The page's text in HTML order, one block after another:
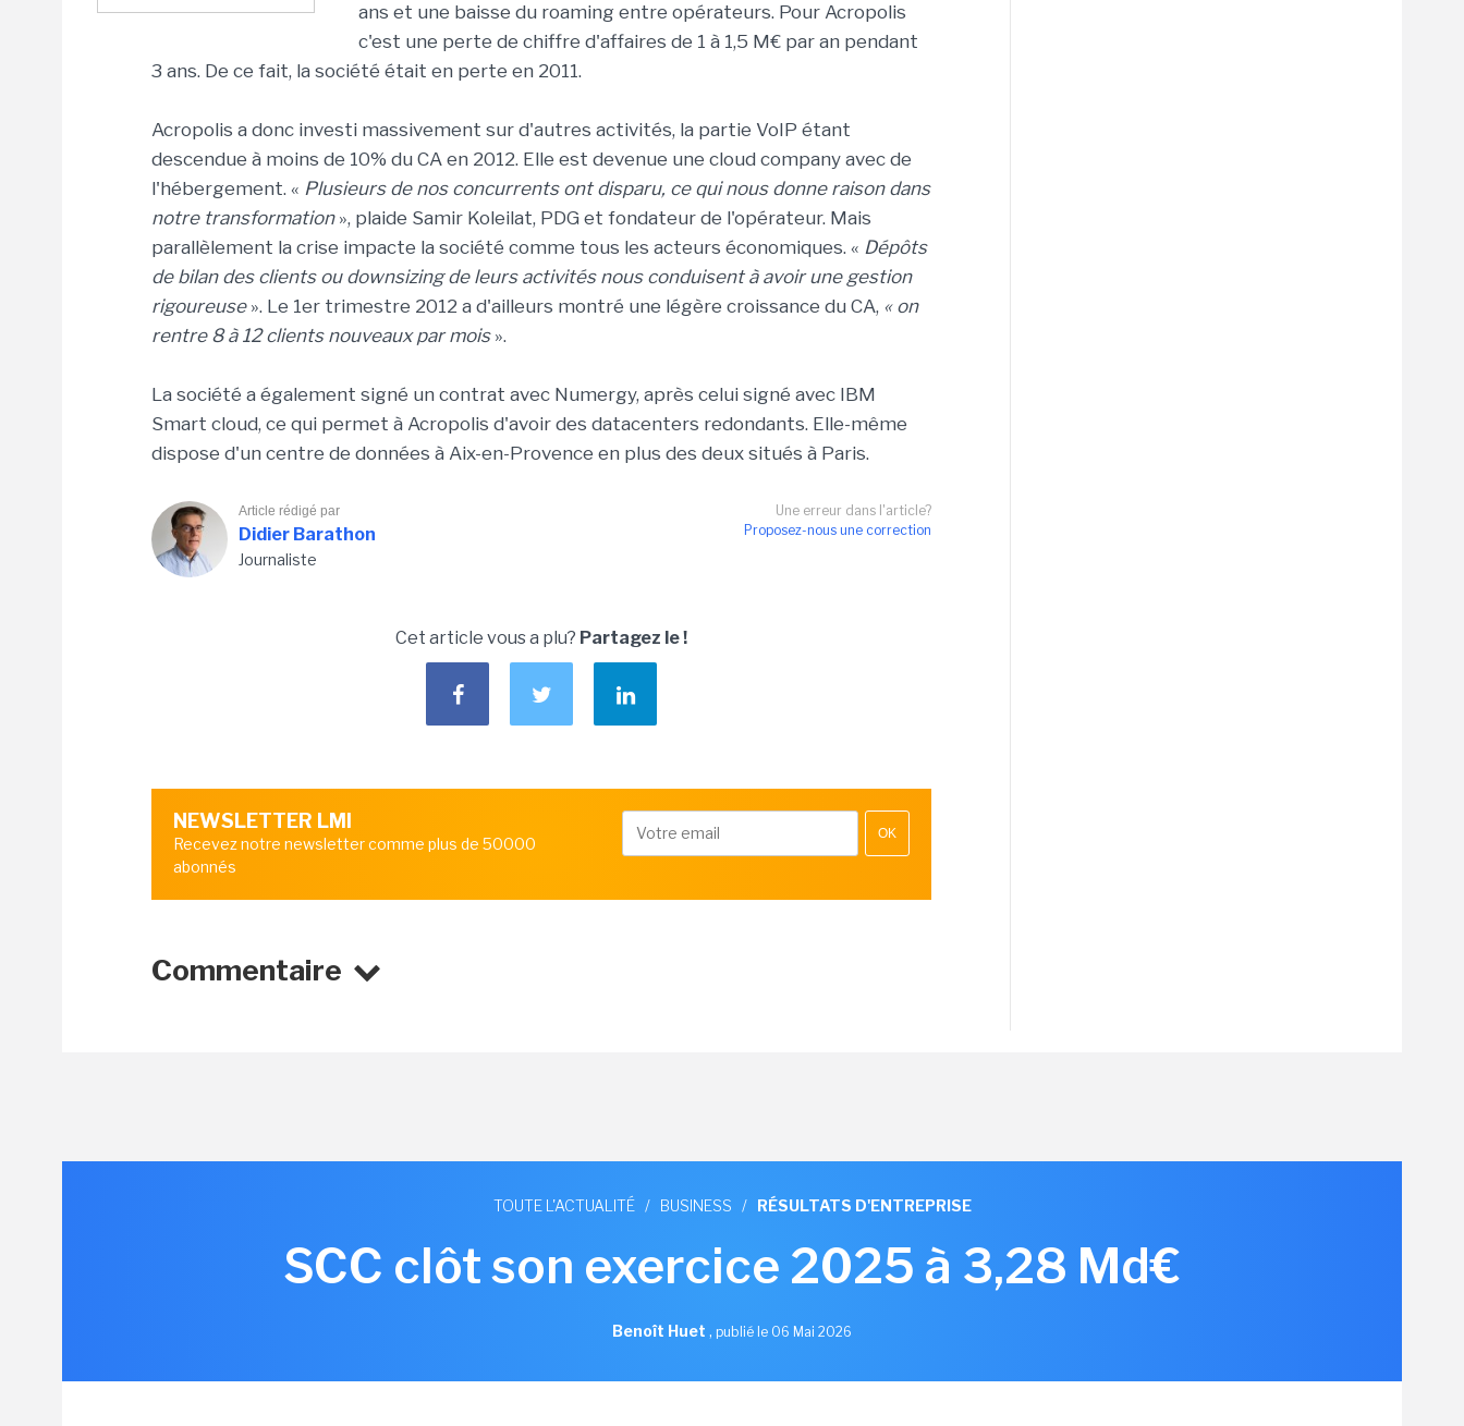
ans et une baisse du roaming entre opérateurs. Pour Acropolis
c'est une perte de chiffre d'affaires de 1 à 1,5 M€ par an pendant
3 ans. De ce fait, la société était en perte en 2011.
Acropolis a donc investi massivement sur d'autres activités, la partie VoIP étant
descendue à moins de 10% du CA en 2012. Elle est devenue une cloud company avec de
l'hébergement. « Plusieurs de nos concurrents ont disparu, ce qui nous donne raison dans
notre transformation», plaide Samir Koleilat, PDG et fondateur de l'opérateur. Mais
parallèlement la crise impacte la société comme tous les acteurs économiques. « Dépôts
de bilan des clients ou downsizing de leurs activités nous conduisent à avoir une gestion
rigoureuse». Le 1er trimestre 2012 a d'ailleurs montré une légère croissance du CA, « on
rentre 8 à 12 clients nouveaux par mois».
La société a également signé un contrat avec Numergy, après celui signé avec IBM
Smart cloud, ce qui permet à Acropolis d'avoir des datacenters redondants. Elle-même
dispose d'un centre de données à Aix-en-Provence en plus des deux situés à Paris.
Une erreur dans l'article?
Proposez-nous une correction
Article rédigé par
Didier Barathon
Journaliste
Cet article vous a plu? Partagez le !
NEWSLETTER LMI
Recevez notre newsletter comme plus de 50000
abonnés
OK
Commentaire
TOUTE L'ACTUALITÉ / BUSINESS / RÉSULTATS D'ENTREPRISE
SCC clôt son exercice 2025 à 3,28 Md€
Benoît Huet , publié le 06 Mai 2026